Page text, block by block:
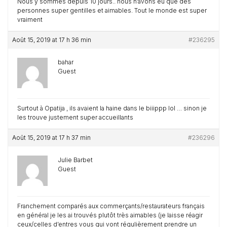
personnes super gentilles et aimables. Tout le monde est super
vraiment
Août 15, 2019 at 17 h 36 min #236295
bahar
Guest
Surtout à Opatija , ils avaient la haine dans le biiippp lol … sinon je
les trouve justement super accueillants
Août 15, 2019 at 17 h 37 min #236296
Julie Barbet
Guest
Franchement comparés aux commerçants/restaurateurs français
en général je les ai trouvés plutôt très aimables (je laisse réagir
ceux/celles d’entres vous qui vont régulièrement prendre un